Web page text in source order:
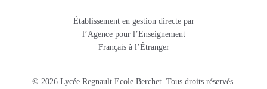
Établissement en gestion directe par
l’Agence pour l’Enseignement
Français à l’Étranger
© 2026 Lycée Regnault Ecole Berchet. Tous droits réservés.